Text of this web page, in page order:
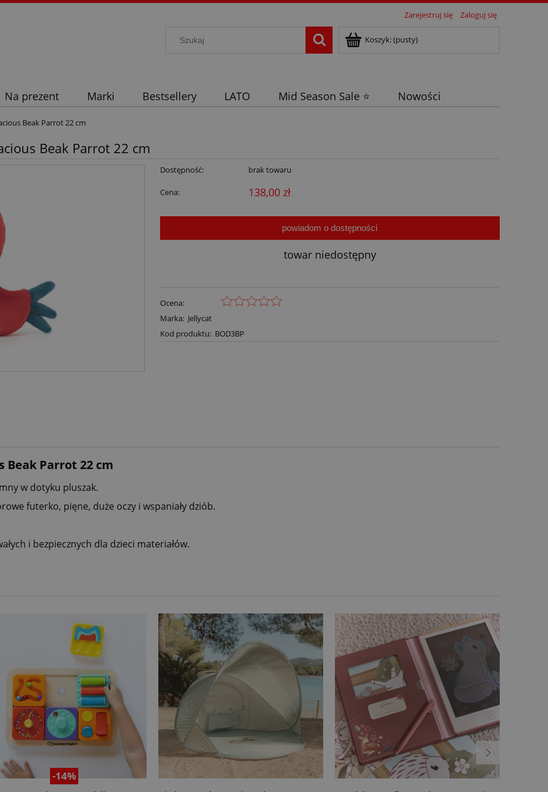
Zarejestruj się Zaloguj się
Koszyk:(pusty)
Na prezent Marki Bestsellery LATO Mid Season Sale ⭐ Nowości
Beak Parrot 22 cm
Beak Parrot 22 cm
Dostępność: brak towaru
Cena: 138,00 zł
powiadom o dostępności
towar niedostępny
Ocena:
Marka: Jellycat
Kod produktu: BOD3BP
Beak Parrot 22 cm
w dotyku pluszak.
futerko, pięne, duże oczy i wspaniały dziób.
i bezpiecznych dla dzieci materiałów.
-14%